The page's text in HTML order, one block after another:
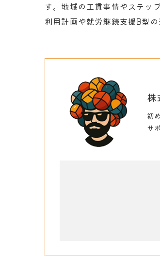
す。地域の工賃事情やステッ
利用計画や就労継続支援B型
株
初
サ